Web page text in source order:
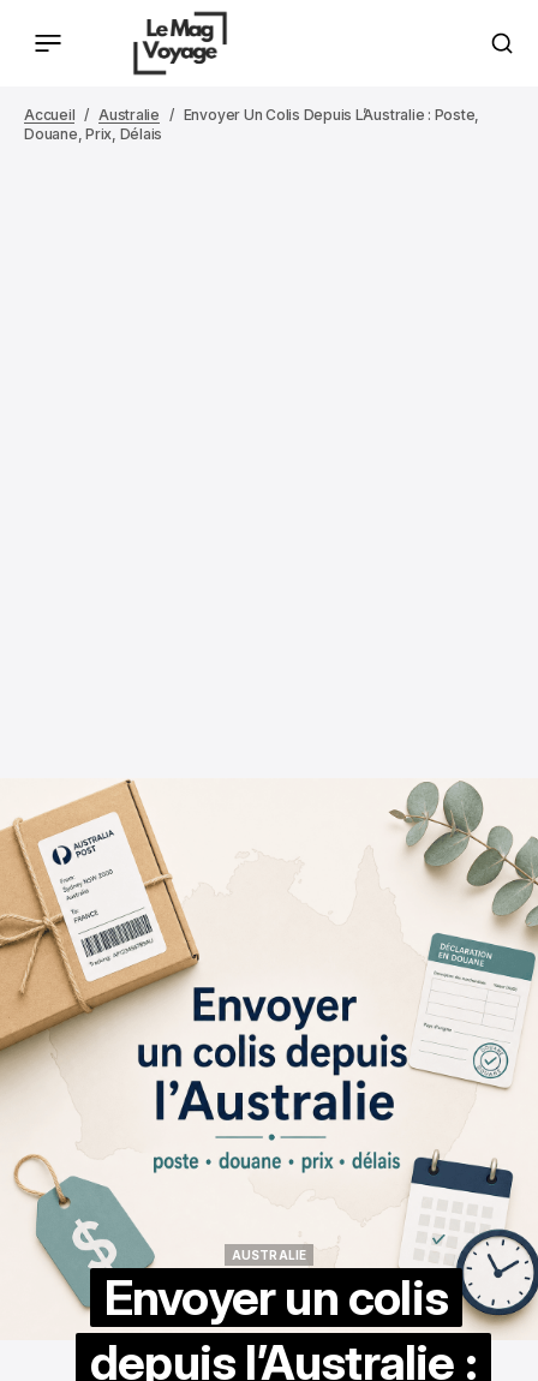
Accueil Australie
Envoyer Un Colis Depuis L’Australie : Poste,
Douane, Prix, Délais
AUSTRALIE
Envoyer un colis
depuis l’Australie :